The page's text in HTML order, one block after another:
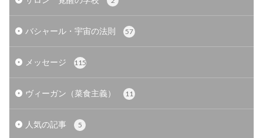
バシャール・宇宙の法則 57
メッセージ 115
ヴィーガン（菜食主義） 11
人気の記事 5